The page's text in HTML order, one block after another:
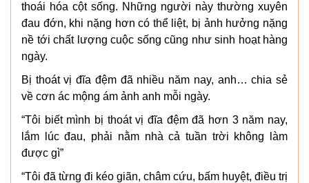
thoái hóa cột sống. Những người này thường xuyên
đau đớn, khi nặng hơn có thể liệt, bị ảnh hưởng nặng
nề tới chất lượng cuộc sống cũng như sinh hoạt hàng
ngày.
Bị thoát vị đĩa đệm đã nhiều năm nay, anh… chia sẻ
về cơn ác mộng ám ảnh anh mỗi ngày.
“Tôi biết mình bị thoát vị đĩa đệm đã hơn 3 năm nay,
lắm lúc đau, phải nằm nhà cả tuần trời không làm
được gì”
“Tôi đã từng đi kéo giãn, châm cứu, bấm huyệt, điều trị